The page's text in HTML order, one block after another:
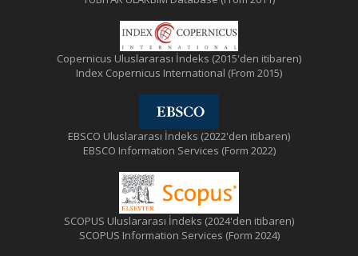
Copernicus Uluslararası İndeks (2015'den itibaren)
Index Copernicus International (From 2015)
EBSCO Uluslararası İndeks (2022'den itibaren)
EBSCO Information Services (Form 2022)
SCOPUS Uluslararası İndeks (2024'den itibaren)
SCOPUS Information Services (Form 2024)